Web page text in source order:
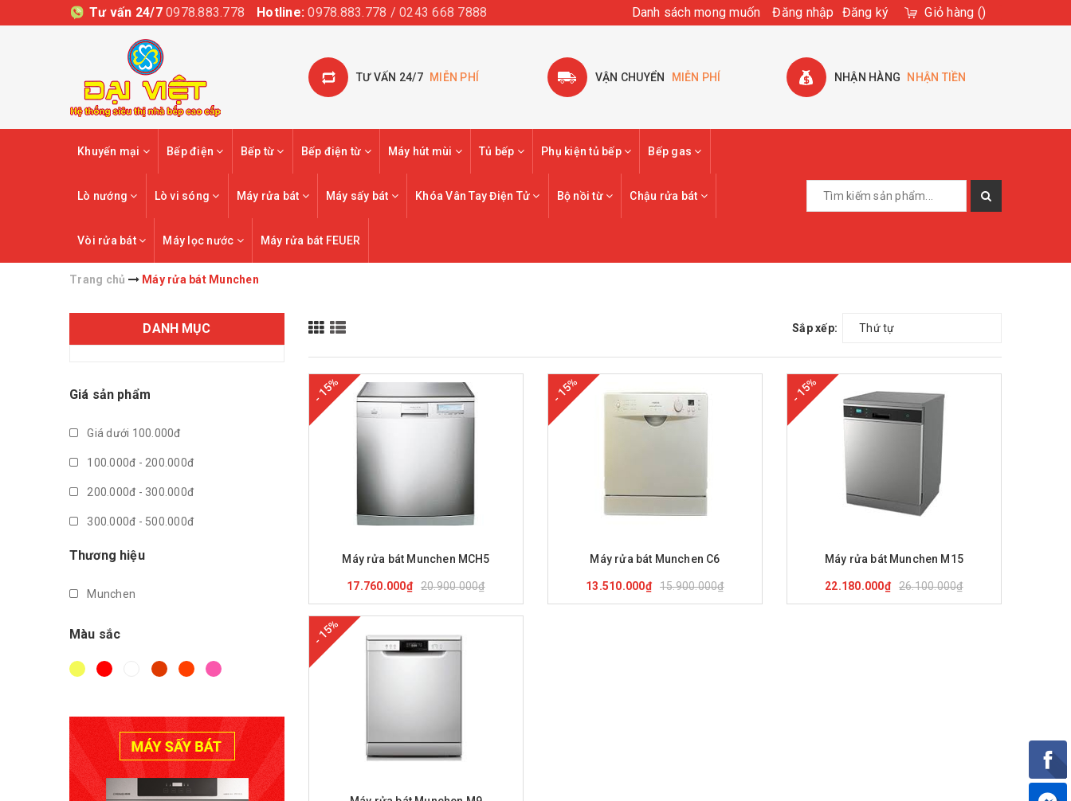
Tư vấn 24/7 0978.883.778 Hotline: 0978.883.778 / 0243 668 7888 Danh sách mong muốn Đăng nhập Đăng ký Giỏ hàng ()
TƯ VẤN 24/7 MIỄN PHÍ VẬN CHUYỂN MIỄN PHÍ NHẬN HÀNG NHẬN TIỀN
Khuyến mại Bếp điện Bếp từ Bếp điện từ Máy hút mùi Tủ bếp Phụ kiện tủ bếp Bếp gas
Lò nướng Lò vi sóng Máy rửa bát Máy sấy bát Khóa Vân Tay Điện Tử Bộ nồi từ Chậu rửa bát
Vòi rửa bát Máy lọc nước Máy rửa bát FEUER
Trang chủ Máy rửa bát Munchen
Sắp xếp: Thứ tự
- 15%
Máy rửa bát Munchen MCH5
17.760.000₫ 20.900.000₫
- 15%
Máy rửa bát Munchen C6
13.510.000₫ 15.900.000₫
- 15%
Máy rửa bát Munchen M15
22.180.000₫ 26.100.000₫
- 15%
DANH MỤC
Giá sản phẩm
Giá dưới 100.000đ
100.000đ - 200.000đ
200.000đ - 300.000đ
300.000đ - 500.000đ
500.000đ - 1.000.000đ
Thương hiệu
Munchen
Màu sắc